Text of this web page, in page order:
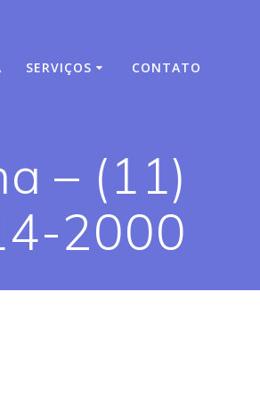
SERVIÇOS CONTATO
– (11)
2000